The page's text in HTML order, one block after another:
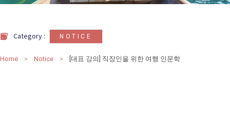
Category : NOTICE
Home Notice [대표 강의] 직장인을 위한 여행 인문학